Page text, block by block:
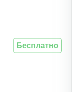
Бесплатно